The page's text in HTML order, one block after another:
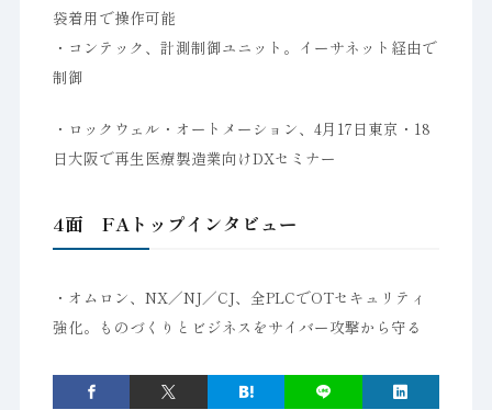
袋着用で操作可能
・コンテック、計測制御ユニット。イーサネット経由で
制御
・ロックウェル・オートメーション、4月17日東京・18
日大阪で再生医療製造業向けDXセミナー
4面 FAトップインタビュー
・オムロン、NX／NJ／CJ、全PLCでOTセキュリティ
強化。ものづくりとビジネスをサイバー攻撃から守る